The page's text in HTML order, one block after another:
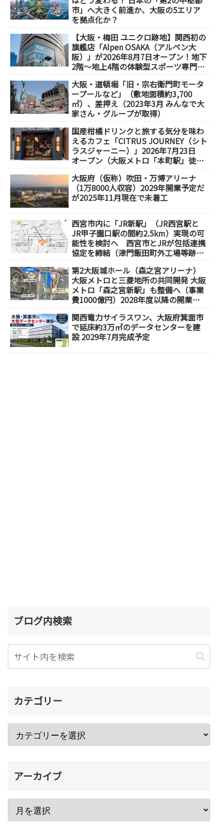
市」へ大きく前進か、大阪の5エリア
を拠点化か？
【大阪・梅田 ユニクロ跡地】関西初の
旗艦店「Alpen OSAKA（アルペン大
阪）」が2026年8月7日オープン！地下
2階～地上4階の体験型スポーツ専門店
大阪・道頓堀「旧・宗右衛門町モータ
ープールなど」（敷地面積約3,700
㎡）、差押え（2023年3月 みんなで大
家さん・グループが取得）
国産柑橘ドリンクと旅する気分を味わ
えるカフェ「CITRUS JOURNEY（シト
ラスジャーニー）」2026年7月23日
オープン（大阪メトロ「本町駅」徒歩
大阪府（仮称）吹田・万博アリーナ
（1万8000人収容）2029年開業予定だ
が2025年11月現在で未着工
西宮市内に「JR新駅」（JR西宮駅と
JR甲子園口駅の間約2.5km）実現の可
能性を検討へ 西宮市とJRが包括連携
協定を締結（津門飯田町外工場等跡
第2大阪城ホール（森之宮アリーナ）
大阪メトロと三菱地所の共同開発 大阪
メトロ「森之宮新駅」も整備へ（事業
費1000億円）2028年度以降の開業
関西電力サイラスワン、大阪府箕面市
で延床約3万㎡のデータセンターを建
設 2029年7月完成予定
ブログ内検索
カテゴリー
アーカイブ